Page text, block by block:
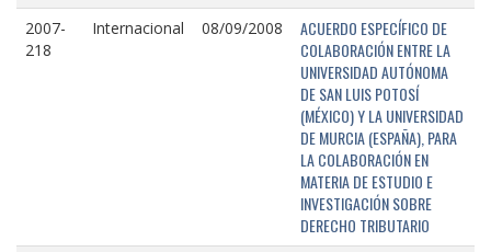
2007-
218
Internacional 08/09/2008
ACUERDO ESPECÍFICO DE
COLABORACIÓN ENTRE LA
UNIVERSIDAD AUTÓNOMA
DE SAN LUIS POTOSÍ
(MÉXICO) Y LA UNIVERSIDAD
DE MURCIA (ESPAÑA), PARA
LA COLABORACIÓN EN
MATERIA DE ESTUDIO E
INVESTIGACIÓN SOBRE
DERECHO TRIBUTARIO